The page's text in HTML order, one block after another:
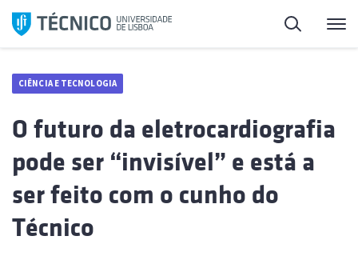
Saltar
para
Pesquisa
CIÊNCIA E TECNOLOGIA
O futuro da eletrocardiografia
pode ser “invisível” e está a
ser feito com o cunho do
Técnico